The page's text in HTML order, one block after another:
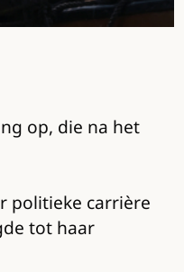
op, die na het
politieke carrière
tot haar